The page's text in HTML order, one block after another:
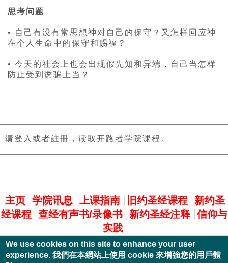
思考问题
• 自己有没有常思想神对自己的保守？又怎样回应神
在个人生命中的保守和赐福？
• 今天的社会上也会出现假先知和异端，自己当怎样
防止受到诱骗上当？
请登入或者註冊，读取开路者学院课程。
主選單
主页 学院讯息 上课指南 旧约圣经课程
新约圣
经课程
查经有声书/录像书 新约圣经注释 信仰与
实践
We use cookies on this site to enhance your user
experience. 我們在本網站上使用 cookie 來增強您的用戶體